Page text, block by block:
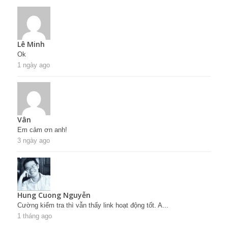
Lê Minh
Ok
1 ngày ago
Vân
Em cảm ơn anh!
3 ngày ago
Hung Cuong Nguyễn
Cường kiểm tra thì vẫn thấy link hoạt động tốt. A...
1 tháng ago